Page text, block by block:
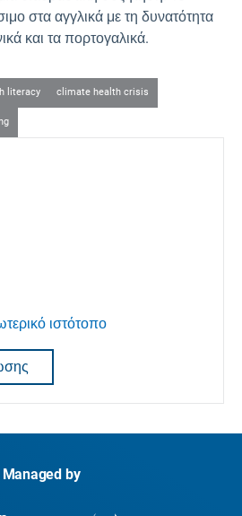
στα αγγλικά με τη δυνατότητα
και τα πορτογαλικά.
literacy climate health crisis
ιστότοπο
Managed by